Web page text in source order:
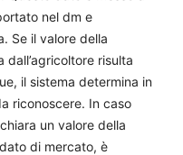
nel dm e
Se il valore della
risulta
il sistema determina in
riconoscere. In caso
un valore della
di mercato, è